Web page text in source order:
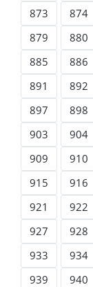
873
874
879
880
885
886
891
892
897
898
903
904
909
910
915
916
921
922
927
928
933
934
939
940